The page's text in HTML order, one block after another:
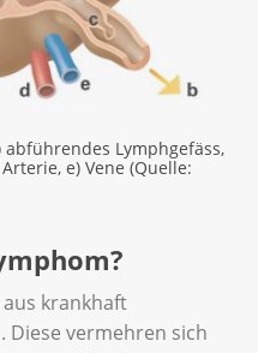
Antikörper.
Bakterien,
eingedrungen
Zellen an wie
Lymphgefäss,
e) Vene (Quelle:
krankhaft
Diese vermehren sich